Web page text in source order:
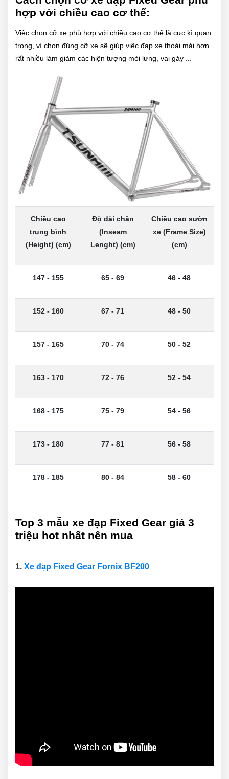
hợp với chiều cao cơ thể:
Việc chọn cỡ xe phù hợp với chiều cao cơ thể là cực kì quan
trọng, vì chọn đúng cỡ xe sẽ giúp việc đạp xe thoải mái hơn
rất nhiều làm giảm các hiện tượng mỏi lưng, vai gáy ...
Chiều cao
trung bình
(Height) (cm)
Độ dài chân
(Inseam
Lenght) (cm)
Chiều cao sườn
xe (Frame Size)
(cm)
147 - 155 65 - 69 46 - 48
152 - 160 67 - 71 48 - 50
157 - 165 70 - 74 50 - 52
163 - 170 72 - 76 52 - 54
168 - 175 75 - 79 54 - 56
173 - 180 77 - 81 56 - 58
178 - 185 80 - 84 58 - 60
Top 3 mẫu xe đạp Fixed Gear giá 3
triệu hot nhất nên mua
1. Xe đạp Fixed Gear Fornix BF200